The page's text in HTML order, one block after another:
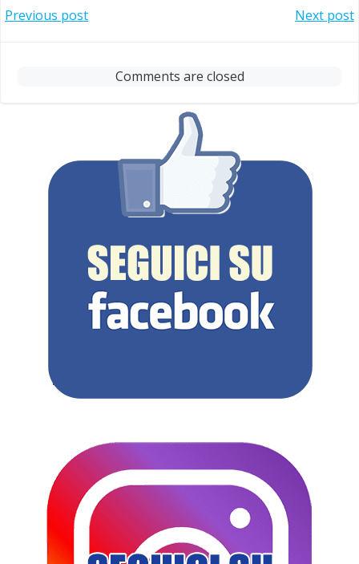
Post
navigation
Previous post
navigation
Next post
Comments are closed